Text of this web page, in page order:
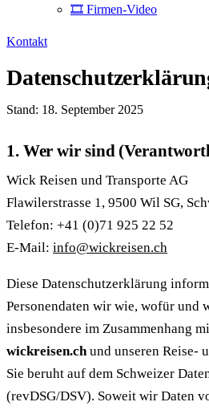
🎞 Firmen-Video
Kontakt
Stand: 18. September 2025
1. Wer wir sind
Wick Reisen und Transporte AG
Flawilerstrasse 1, 9500 Wil SG,
Telefon: +41 (0)71 925 22 52
E-Mail: info@wickreisen.ch
Diese Datenschutzerklärung
Personendaten wir wie, wofür und
insbesondere im Zusammenhang
wickreisen.chund unseren Reise-
Sie beruht auf dem Schweizer
(revDSG/DSV). Soweit wir Daten